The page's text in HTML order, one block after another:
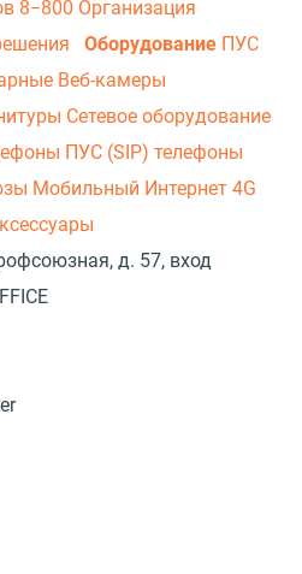
8−800 Организация
Оборудование ПУС
Веб-камеры
Сетевое оборудование
ПУС (SIP) телефоны
Мобильный Интернет 4G
д. 57, вход